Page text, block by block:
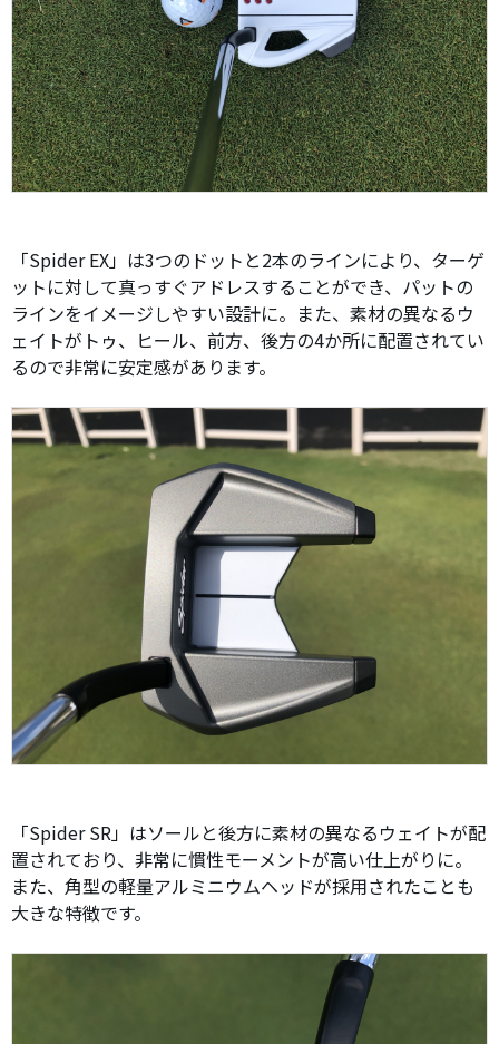
「Spider EX」は3つのドットと2本のラインにより、ターゲ
ットに対して真っすぐアドレスすることができ、パットの
ラインをイメージしやすい設計に。また、素材の異なるウ
ェイトがトゥ、ヒール、前方、後方の4か所に配置されてい
るので非常に安定感があります。
「Spider SR」はソールと後方に素材の異なるウェイトが配
置されており、非常に慣性モーメントが高い仕上がりに。
また、角型の軽量アルミニウムヘッドが採用されたことも
大きな特徴です。